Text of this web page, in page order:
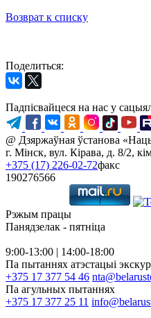
Возврат к списку
Поделиться:
Падпісвайцеся на нас у
@ Дзяржаўная ўстанова
г. Мінск, вул. Кірава, д. 8/2,
+375 (17) 226-02-72факс
190276566
Рэжым працы
Панядзелак - пятніца
9:00-13:00 | 14:00-18:00
Па пытаннях атэстацыі
+375 17 377 54 46
Па агульных пытаннях
+375 17 377 25 11